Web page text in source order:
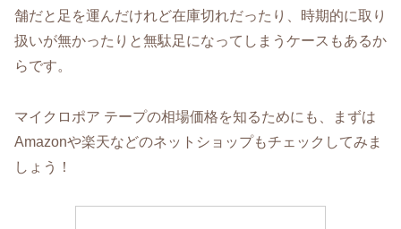
舗だと足を運んだけれど在庫切れだったり、時期的に取り
扱いが無かったりと無駄足になってしまうケースもあるか
らです。
マイクロポア テープの相場価格を知るためにも、まずは
Amazonや楽天などのネットショップもチェックしてみま
しょう！